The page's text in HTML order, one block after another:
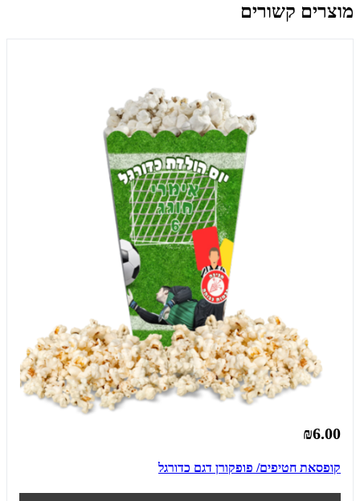
מוצרים קשורים
₪6.00
קופסאת חטיפים/ פופקורן דגם כדורגל